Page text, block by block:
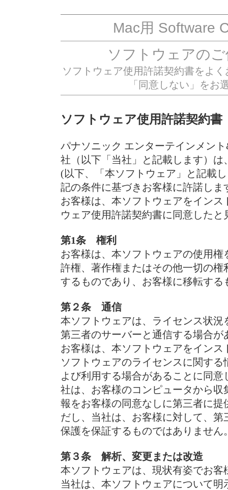
Mac用 Software
ソフトウェアの
ソフトウェア使用許諾契約書をよ
「同意しない」をお
ソフトウェア使用許諾契約書
パナソニック エンターテインメン
社（以下「当社」と記載します）は
(以下、「本ソフトウェア」と記載
記の条件に基づきお客様に許諾しま
お客様は、本ソフトウェアをイン
ウェア使用許諾契約書に同意したと
第1条 権利
お客様は、本ソフトウェアの使用
許権、著作権またはその他一切の
するものであり、お客様に移転する
第２条 通信
本ソフトウェアは、ライセンス状
第三者のサーバーと通信する場合が
お客様は、本ソフトウェアをイン
ソフトウェアのライセンスに関す
よび利用する場合があることに同
社は、お客様のコンピュータから
報をお客様の同意なしに第三者に
だし、当社は、お客様に対して、
保護を保証するものではありません
第３条 解析、変更または改造
本ソフトウェアは、現状有姿でお
当社は、本ソフトウェアについて